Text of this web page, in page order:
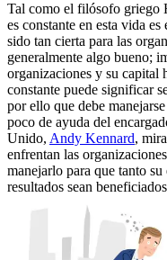
Tal como el filósofo griego
es constante en esta vida
sido tan cierta para las
generalmente algo bueno;
organizaciones y su capital
constante puede significar
por ello que debe
poco de ayuda del
Unido, Andy Kennard,
enfrentan las
manejarlo para que tanto
resultados sean